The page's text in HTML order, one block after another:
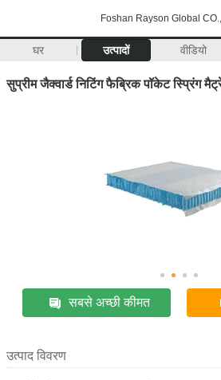
Foshan Rayson Global
घर उत्पादों वीडियो
सुप्रीम जैक्वार्ड निटिंग फैब्रिक पॉकेट स्प्रिंग
सबसे अच्छी कीमत
उत्पाद विवरण